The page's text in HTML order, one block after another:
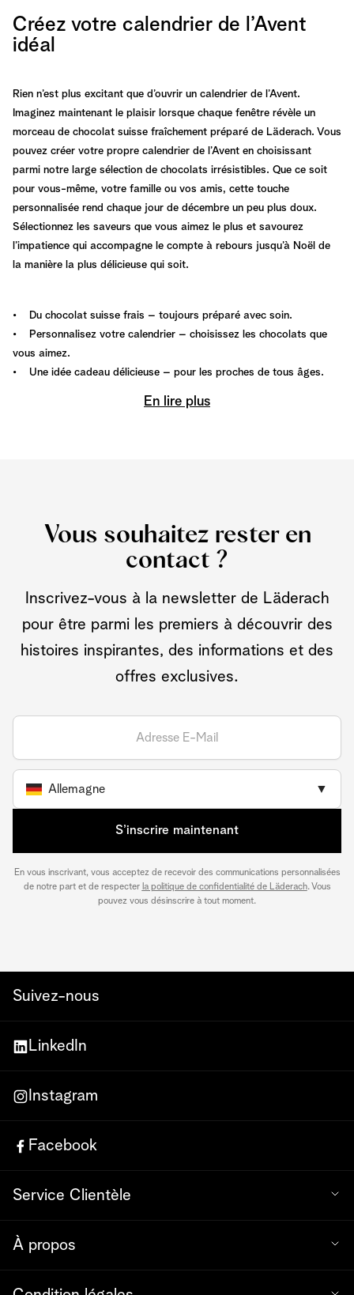
Créez votre calendrier de l’Avent
idéal
Rien n’est plus excitant que d’ouvrir un calendrier de l’Avent.
Imaginez maintenant le plaisir lorsque chaque fenêtre révèle un
morceau de chocolat suisse fraîchement préparé de Läderach. Vous
pouvez créer votre propre calendrier de l’Avent en choisissant
parmi notre large sélection de chocolats irrésistibles. Que ce soit
pour vous-même, votre famille ou vos amis, cette touche
personnalisée rend chaque jour de décembre un peu plus doux.
Sélectionnez les saveurs que vous aimez le plus et savourez
l’impatience qui accompagne le compte à rebours jusqu’à Noël de
la manière la plus délicieuse qui soit.
• Du chocolat suisse frais – toujours préparé avec soin.
• Personnalisez votre calendrier – choisissez les chocolats que
vous aimez.
• Une idée cadeau délicieuse – pour les proches de tous âges.
En lire plus
Vous souhaitez rester en
contact ?
Inscrivez-vous à la newsletter de Läderach
pour être parmi les premiers à découvrir des
histoires inspirantes, des informations et des
offres exclusives.
Allemagne ▼
S’inscrire maintenant
En vous inscrivant, vous acceptez de recevoir des communications personnalisées
de notre part et de respecter la politique de confidentialité de Läderach. Vous
pouvez vous désinscrire à tout moment.
Suivez-nous
LinkedIn
Instagram
Facebook
Service Clientèle
À propos